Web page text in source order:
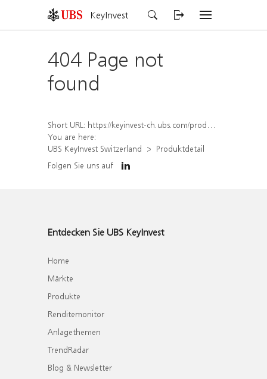
KeyInvest
404 Page not
found
Short URL: https://keyinvest-ch.ubs.com/produkt/detail/index/isin/CH1584638550
You are here:
UBS KeyInvest Switzerland
Produktdetail
Folgen Sie uns auf
Entdecken Sie UBS KeyInvest
Home
Märkte
Produkte
Renditemonitor
Anlagethemen
TrendRadar
Blog & Newsletter